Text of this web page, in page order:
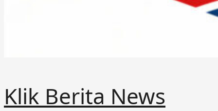
Klik Berita News